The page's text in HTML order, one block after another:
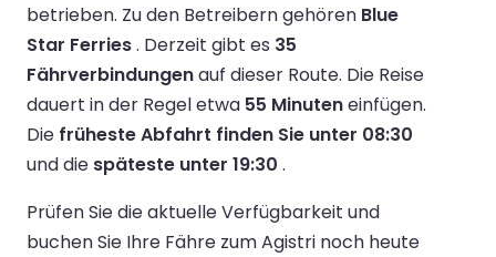
betrieben. Zu den Betreibern gehören Blue
Star Ferries. Derzeit gibt es 35
Fährverbindungenauf dieser Route. Die Reise
dauert in der Regel etwa 55 Minuteneinfügen.
Die früheste Abfahrt finden Sie unter 08:30
und die späteste unter 19:30 .
Prüfen Sie die aktuelle Verfügbarkeit und
buchen Sie Ihre Fähre zum Agistri noch heute